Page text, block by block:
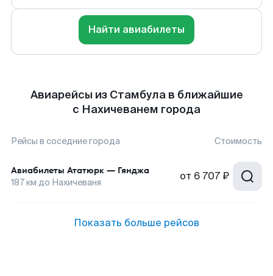
Найти авиабилеты
Авиарейсы из Стамбула в ближайшие
с Нахичеванем города
Рейсы в соседние города Стоимость
Авиабилеты Ататюрк — Гянджа
187км до Нахичеваня от 6 707 ₽
Показать больше рейсов